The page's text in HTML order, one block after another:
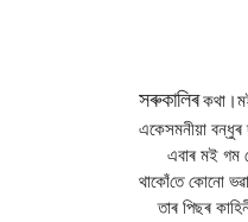
সৰুকালিৰ
একেসমনীয়া বন্ধুৰ
এবাৰ মই গম
থাকোঁ‌তে কোনো
তাৰ পিছৰ